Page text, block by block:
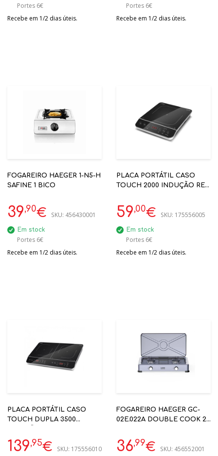
Portes 6€
Recebe em 1/2 dias úteis.
Portes 6€
Recebe em 1/2 dias úteis.
FOGAREIRO HAEGER 1-N5-H
SAFINE 1 BICO
39,90€ SKU: 456430001
Em stock
Portes 6€
Recebe em 1/2 dias úteis.
PLACA PORTÁTIL CASO
TOUCH 2000 INDUÇÃO REF:
59,00€ SKU: 175556005
Em stock
Portes 6€
Recebe em 1/2 dias úteis.
PLACA PORTÁTIL CASO
TOUCH DUPLA 3500
139,95€ SKU: 175556010
FOGAREIRO HAEGER GC-
02E.022A DOUBLE COOK 2
36,99€ SKU: 456552001